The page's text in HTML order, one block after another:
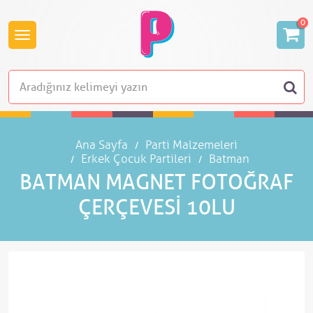
0
Ana Sayfa
Parti Malzemeleri
Erkek Çocuk Partileri
Batman
BATMAN MAGNET FOTOĞRAF
ÇERÇEVESI 10LU